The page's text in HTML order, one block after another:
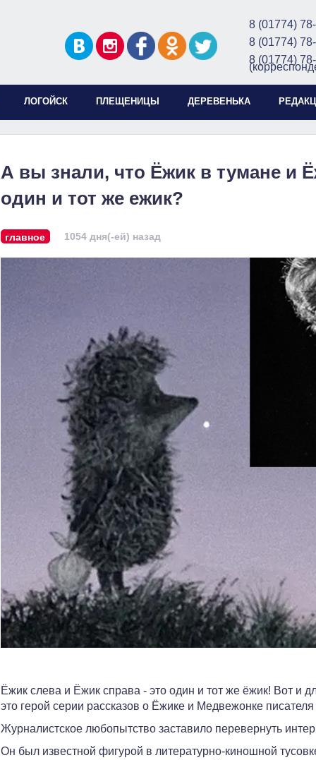
8 (01774)
8 (01774)
8 (01774)
ЛОГОЙСК ПЛЕЩЕНИЦЫ ДЕРЕВЕНЬКА
А вы знали, что Ёжик в тумане и
один и тот же ежик?
главное 1054 дня(-ей) назад
Ёжик слева и Ёжик справа - это один и тот же ёжик! Вот и
это герой серии рассказов о Ёжике и Медвежонке
Журналистское любопытство заставило перевернуть
Он был известной фигурой в литературно-киношной